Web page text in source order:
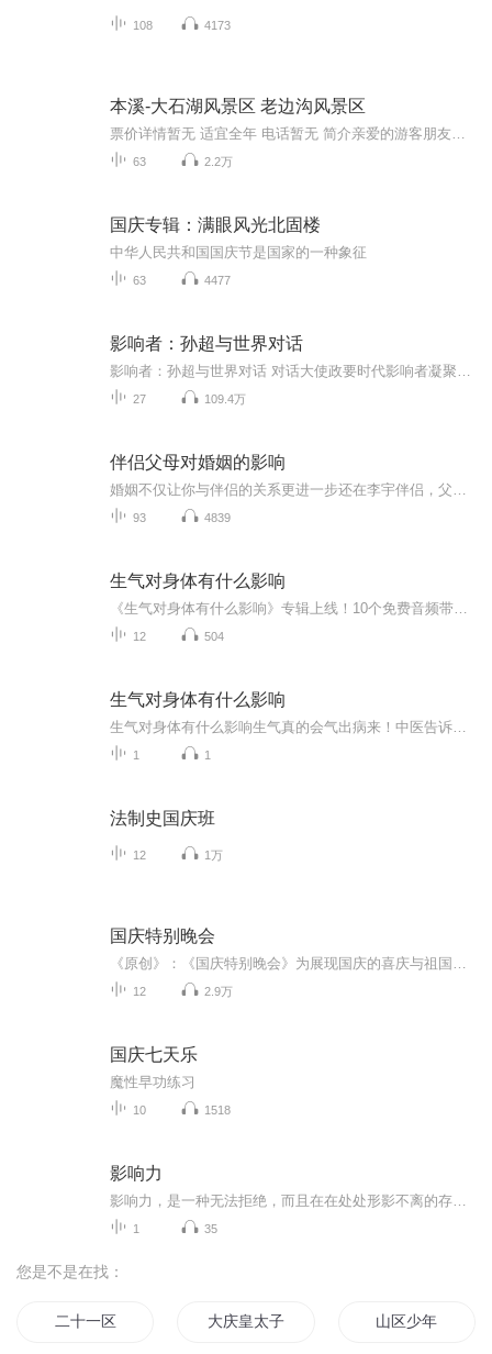
108 4173
本溪-大石湖风景区 老边沟风景区
63 2.2万
国庆专辑：满眼风光北固楼
中华人民共和国国庆节是国家的一种象征
63 4477
影响者：孙超与世界对话
27 109.4万
伴侣父母对婚姻的影响
93 4839
生气对身体有什么影响
12 504
生气对身体有什么影响
1 1
法制史国庆班
12 1万
国庆特别晚会
12 2.9万
国庆七天乐
魔性早功练习
10 1518
影响力
1 35
您是不是在找：
二十一区 大庆皇太子 山区少年